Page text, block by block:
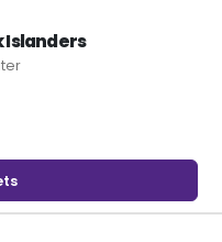
Islanders